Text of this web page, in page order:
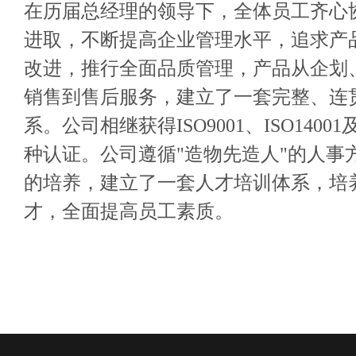
在历届总经理的领导下，全体员工齐心
进取，不断提高企业管理水平，追求产
改进，推行全面品质管理，产品从企划
销售到售后服务，建立了一套完整、连
系。公司相继获得ISO9001、ISO14001
种认证。公司遵循"造物先造人"的人事
的培养，建立了一套人才培训体系，培
才，全面提高员工素质。